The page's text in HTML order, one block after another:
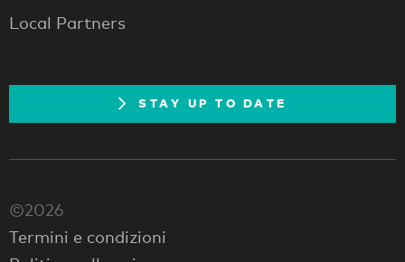
Local Partners
STAY UP TO DATE
©2026
Termini e condizioni